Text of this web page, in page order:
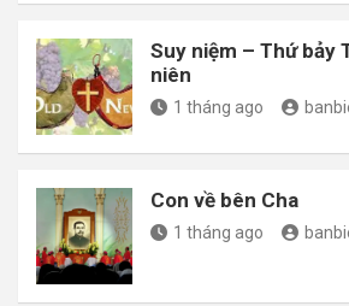
Suy niệm – Thứ bảy
niên
1 tháng ago
Con về bên Cha
1 tháng ago